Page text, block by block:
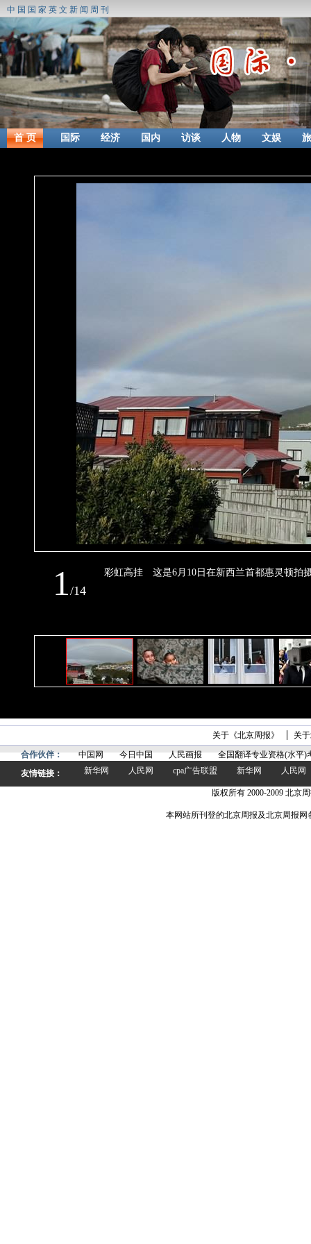
中国国家英文新闻周刊
首 页 国际 经济 国内 访谈 人物 文娱
1/14
彩虹高挂 这是6月10日在新西兰首都惠
关于《北京周报》
关
合作伙伴：
中国网 今日中国 人民画报
全国翻译专业资格(水平)
友情链接：
新华网 人民网 cpa广告联盟 新华网 人民网
版权所有 2000-2009 北京
本网站所刊登的北京周报及北京周报